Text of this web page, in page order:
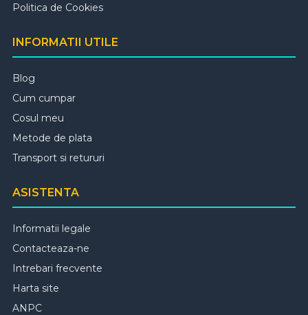
Politica de Cookies
INFORMATII UTILE
Blog
Cum cumpar
Cosul meu
Metode de plata
Transport si retururi
ASISTENTA
Informatii legale
Contacteaza-ne
Intrebari frecvente
Harta site
ANPC